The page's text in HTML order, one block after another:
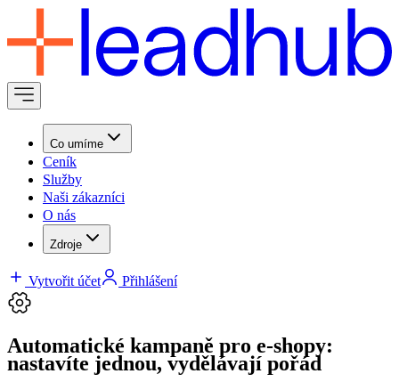
Co umíme
Ceník
Služby
Naši zákazníci
O nás
Zdroje
Vytvořit účet Přihlášení
Automatické kampaně pro e-shopy:
nastavíte jednou, vydělávají pořád